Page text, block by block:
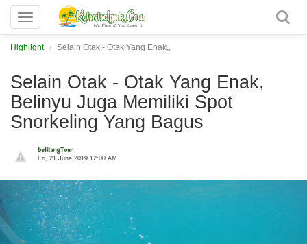
Toggle
navigation
Highlight Selain Otak - Otak Yang Enak,,
Selain Otak - Otak Yang Enak,
Belinyu Juga Memiliki Spot
Snorkeling Yang Bagus
belitung Tour
Fri, 21 June 2019 12:00 AM